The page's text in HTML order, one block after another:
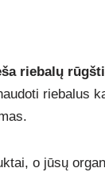
riebalų
riebalus
o jūsų